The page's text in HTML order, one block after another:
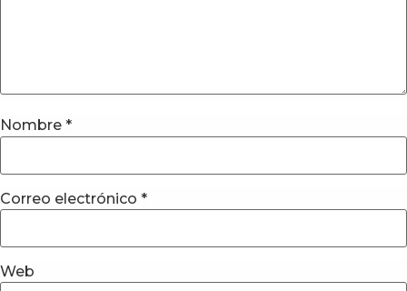
Nombre *
Correo electrónico *
Web